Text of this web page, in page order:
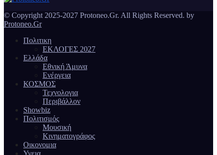
© Copyright 2025-2027 Protoneo.Gr. All Rights Reserved. by
Protoneo.Gr
Πολιτικη
ΕΚΛΟΓΕΣ 2027
Ελλάδα
Εθνική Άμυνα
Ενέργεια
ΚΟΣΜΟΣ
Τεχνολογια
Περιβάλλον
Showbiz
Πολιτισμός
Μουσική
Κινηματογράφος
Οικονομια
Υγεια